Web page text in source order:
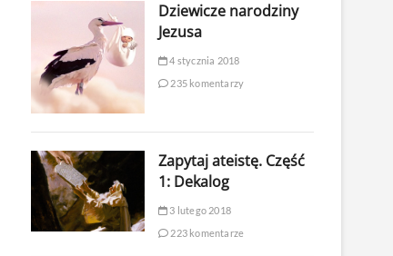
Dziewicze narodziny
Jezusa
4 stycznia 2018
235 komentarzy
Zapytaj ateistę. Część
1: Dekalog
3 lutego 2018
223 komentarze